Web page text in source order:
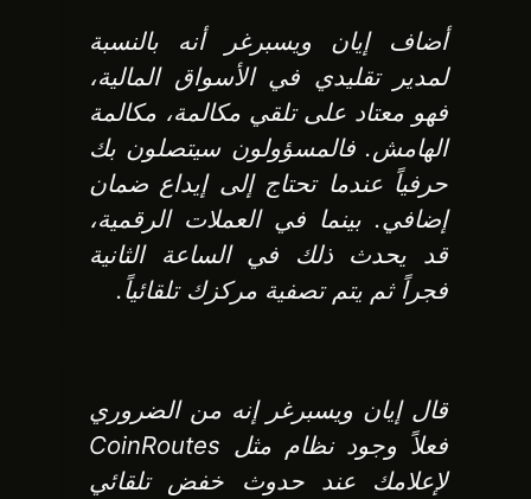
أضاف إيان ويسبرغر أنه بالنسبة
لمدير تقليدي في الأسواق المالية،
فهو معتاد على تلقي مكالمة، مكالمة
الهامش. فالمسؤولون سيتصلون بك
حرفياً عندما تحتاج إلى إيداع ضمان
إضافي. بينما في العملات الرقمية،
قد يحدث ذلك في الساعة الثانية
فجراً ثم يتم تصفية مركزك تلقائياً.
قال إيان ويسبرغر إنه من الضروري
فعلاً وجود نظام مثل CoinRoutes
لإعلامك عند حدوث خفض تلقائي